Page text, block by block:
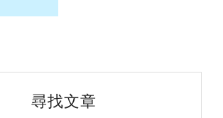
你也可
審核
尋找文章